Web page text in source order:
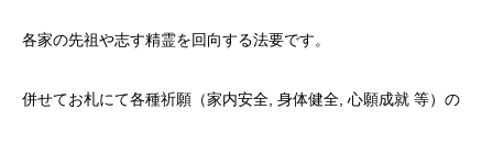
各家の先祖や志す精霊を回向する法要です。
併せてお札にて各種祈願（家内安全, 身体健全, 心願成就 等）の